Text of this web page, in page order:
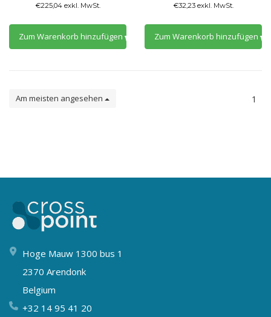
€225,04 exkl. MwSt.
Zum Warenkorb hinzufügen
€32,23 exkl. MwSt.
Zum Warenkorb hinzufügen
Am meisten angesehen 1
Hoge Mauw 1300 bus 1
2370 Arendonk
Belgium
+32 14 95 41 20